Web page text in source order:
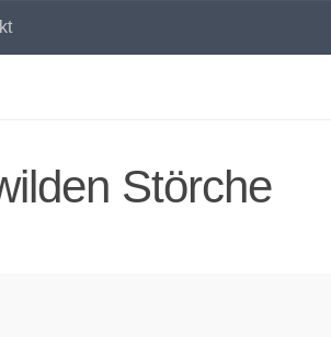
Störche